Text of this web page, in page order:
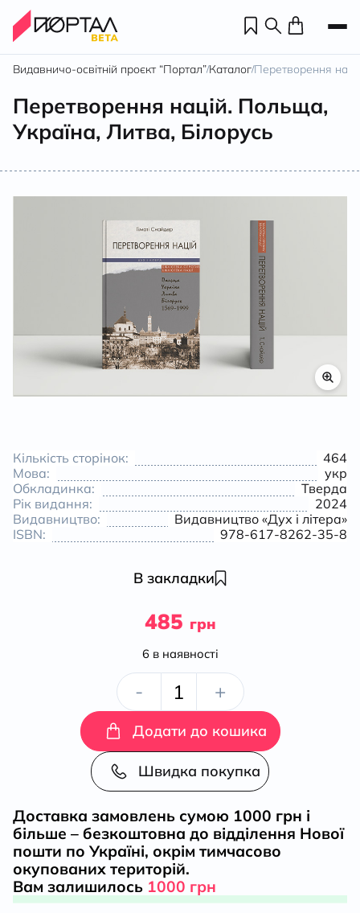
Видавничо-освітній проєкт “Портал”/Каталог/Перетворення
Перетворення націй. Польща,
Україна, Литва, Білорусь
Кількість сторінок:
464
Мова:
укр
Обкладинка:
Тверда
Рік видання:
2024
Видавництво:
Видавництво «Дух і літера»
ISBN:
978-617-8262-35-8
В закладки
485 грн
6 в наявності
-
Перетворення
націй.
Польща,
Україна,
Литва,
Білорусь
+
Додати до кошика
Швидка покупка
Доставка замовлень сумою 1000 грн і
більше – безкоштовна до відділення Нової
пошти по Україні, окрім тимчасово
окупованих територій.
Вам залишилось 1000 грн